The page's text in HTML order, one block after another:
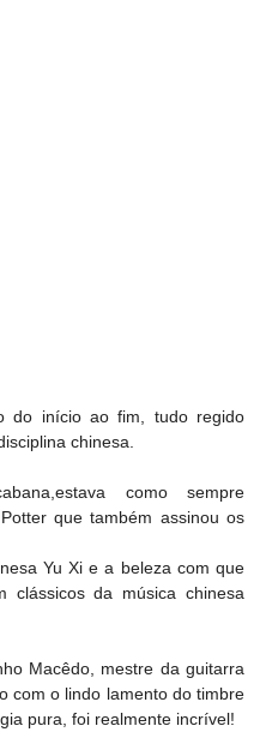
do início ao fim, tudo regido
chinesa.
como sempre
que também assinou os
Yu Xi e a beleza com que
clássicos da música chinesa
Macêdo, mestre da guitarra
com o lindo lamento do timbre
pura, foi realmente incrível!